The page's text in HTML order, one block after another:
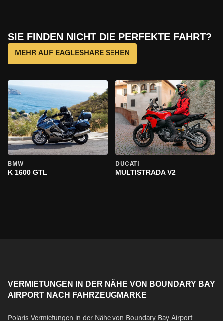
SIE FINDEN NICHT DIE PERFEKTE FAHRT?
MEHR AUF EAGLESHARE SEHEN
BMW
K 1600 GTL
DUCATI
MULTISTRADA V2
VERMIETUNGEN IN DER NÄHE VON BOUNDARY BAY
AIRPORT NACH FAHRZEUGMARKE
Polaris Vermietungen in der Nähe von Boundary Bay Airport